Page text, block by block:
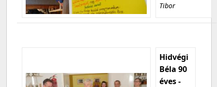
Tibor
Hidvégi
Béla 90
éves -